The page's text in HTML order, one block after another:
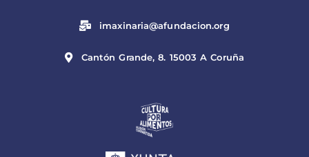
imaxinaria@afundacion.org
Cantón Grande, 8. 15003 A Coruña